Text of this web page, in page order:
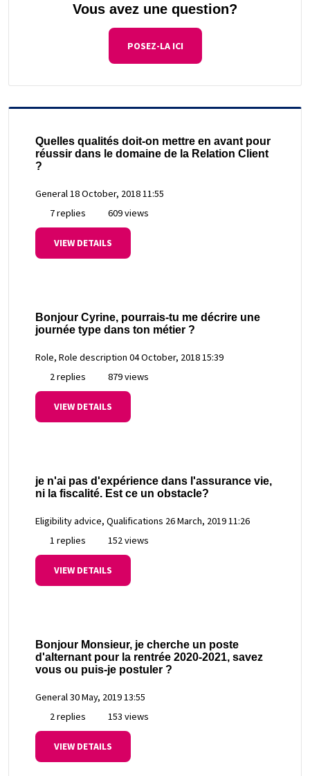
Vous avez une question?
POSEZ-LA ICI
Quelles qualités doit-on mettre en avant pour
réussir dans le domaine de la Relation Client
?
General 18 October, 2018 11:55
7 replies
609 views
VIEW DETAILS
Bonjour Cyrine, pourrais-tu me décrire une
journée type dans ton métier ?
Role, Role description 04 October, 2018 15:39
2 replies
879 views
VIEW DETAILS
je n'ai pas d'expérience dans l'assurance vie,
ni la fiscalité. Est ce un obstacle?
Eligibility advice, Qualifications 26 March, 2019 11:26
1 replies
152 views
VIEW DETAILS
Bonjour Monsieur, je cherche un poste
d'alternant pour la rentrée 2020-2021, savez
vous ou puis-je postuler ?
General30 May, 2019 13:55
2 replies
153 views
VIEW DETAILS